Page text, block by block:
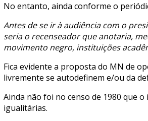
No entanto, ainda conforme o
Antes de se ir à audiência com o
seria o recenseador que anotaria,
movimento negro, instituições
Fica evidente a proposta do MN de
livremente se autodefinem e/ou da
Ainda não foi no censo de 1980 que
igualitárias.